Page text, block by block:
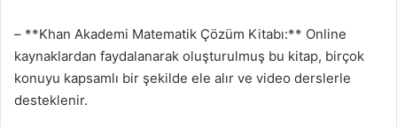
– **Khan Akademi Matematik Çözüm Kitabı:** Online
kaynaklardan faydalanarak oluşturulmuş bu kitap, birçok
konuyu kapsamlı bir şekilde ele alır ve video derslerle
desteklenir.